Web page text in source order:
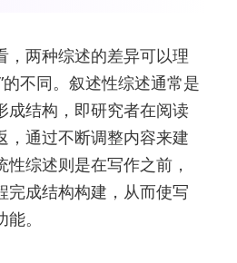
，两种综述的差异可以理
的不同。叙述性综述通常是
成结构，即研究者在阅读
，通过不断调整内容来建
综述则是在写作之前，
完成结构构建，从而使写
。